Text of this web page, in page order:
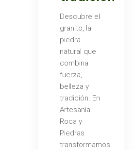
Descubre el
granito, la
piedra
natural que
combina
fuerza,
belleza y
tradición. En
Artesanía
Roca y
Piedras
transformamos